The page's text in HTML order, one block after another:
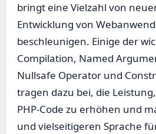
bringt eine Vielzahl von
Entwicklung von
beschleunigen. Einige der
Compilation, Named
Nullsafe Operator und
tragen dazu bei, die
PHP-Code zu erhöhen und
und vielseitigeren Sprache